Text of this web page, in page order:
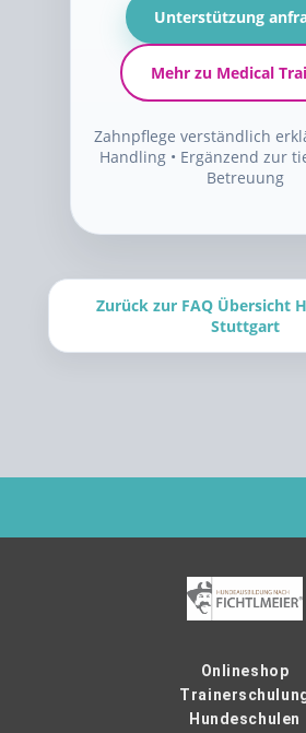
Unterstützung
Mehr zu Medical
Zahnpflege verständlich
Handling • Ergänzend zur
Betreuung
Zurück zur FAQ Übersicht
Stuttgart
Onlineshop
Hundeschulen